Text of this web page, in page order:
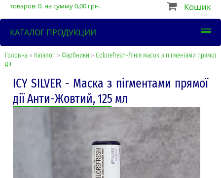
товаров:0. на сумму0,00 грн. Кошик
КАТАЛОГ ПРОДУКЦИИ
Головна » Каталог » Фарбники »Colorefresh-Лінія масок з пігментами прямої
дії
ICY SILVER - Маска з пігментами прямої
дії Анти-Жовтий, 125 мл